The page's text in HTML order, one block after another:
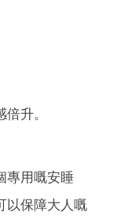
升。
專用嘅安睡
以保障大人嘅